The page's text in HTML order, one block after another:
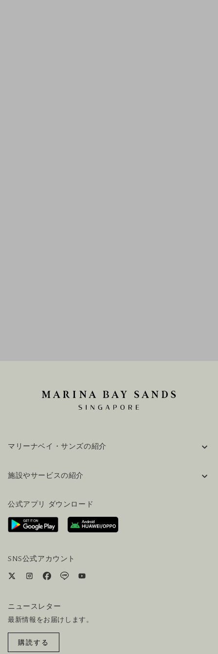
マリーナベイ・サンズの紹介
採用情報
お問い合わせ
施設やサービスの紹介
ご来場にあたって
ホテルへのアクセス
ビジター向けサービス
公式アプリ ダウンロード
SNS公式アカウント
ニュースレター
最新情報をお届けします。
購読する